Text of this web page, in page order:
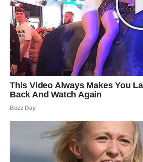
Balans dolazi kroz iskrenost.
ŠKORPIJA – ISTINA
VIDEL0
Škorpije danas mogu saznati nešto
perspektivu. Intenzitet emocija je
U ljubavi, budite oprezni sa
Istina oslobađa.